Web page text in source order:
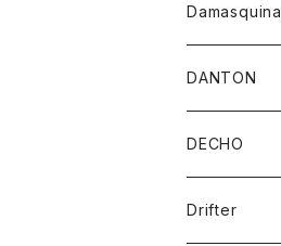
パーカー
Tシャツ
パーカー
ワンピース
ブラウス
キャップ
Damasquina
ウォレット
カードケース
バッグ
DANTON
アウター
コート
アクセサリー
DECHO
帽子
Drifter